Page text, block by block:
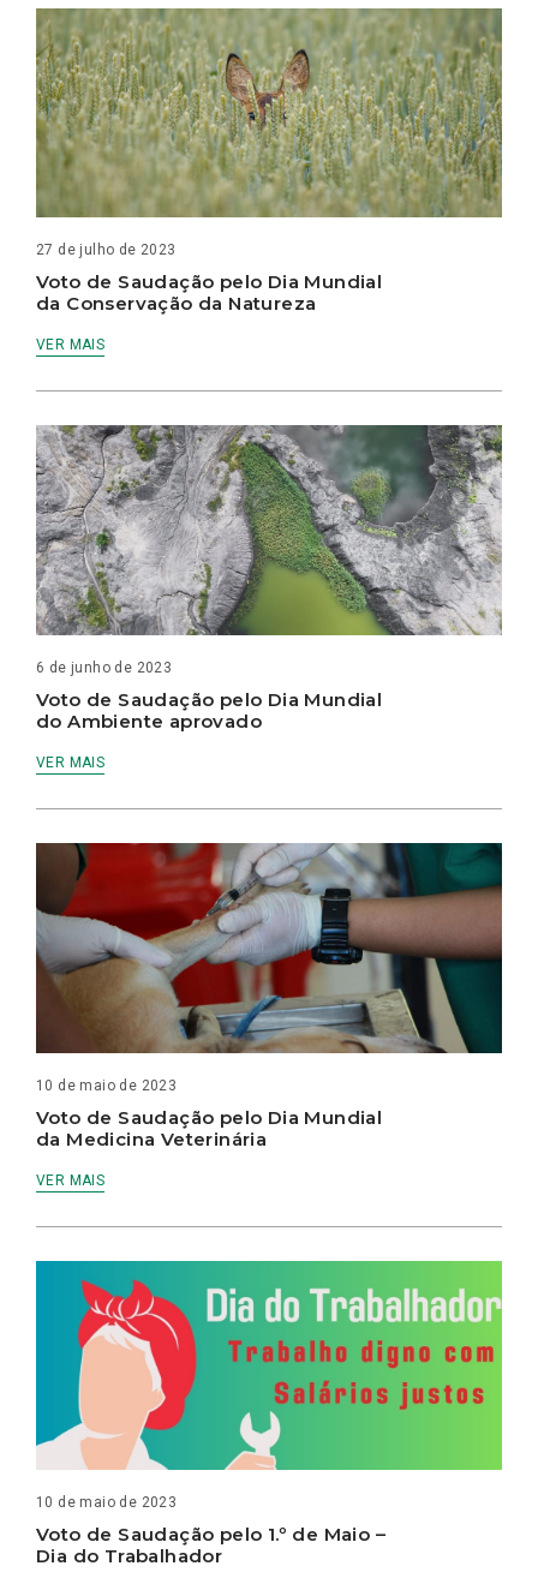
27 de julho de 2023
Voto de Saudação pelo Dia Mundial
da Conservação da Natureza
VER MAIS
6 de junho de 2023
Voto de Saudação pelo Dia Mundial
do Ambiente aprovado
VER MAIS
10 de maio de 2023
Voto de Saudação pelo Dia Mundial
da Medicina Veterinária
VER MAIS
10 de maio de 2023
Voto de Saudação pelo 1.º de Maio –
Dia do Trabalhador